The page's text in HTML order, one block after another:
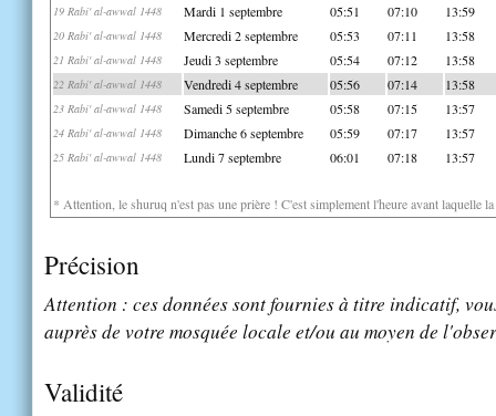
19 Rabi' al-awwal 1448 Mardi 1 septembre 05:51 07:10 13:59
20 Rabi' al-awwal 1448 Mercredi 2 septembre 05:53 07:11 13:58
21 Rabi' al-awwal 1448 Jeudi 3 septembre 05:54 07:12 13:58
22 Rabi' al-awwal 1448 Vendredi 4 septembre 05:56 07:14 13:58
23 Rabi' al-awwal 1448 Samedi 5 septembre 05:58 07:15 13:57
24 Rabi' al-awwal 1448 Dimanche 6 septembre 05:59 07:17 13:57
25 Rabi' al-awwal 1448 Lundi 7 septembre 06:01 07:18 13:57
* Attention, le shuruq n'est pas une prière ! C'est simplement l'heure avant laquelle
Précision
Attention : ces données sont fournies à titre indicatif,
auprès de votre mosquée locale et/ou au moyen de
Validité